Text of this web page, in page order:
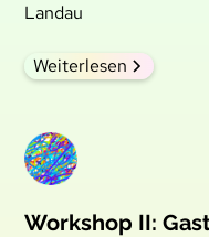
Landau
Weiterlesen
Workshop II: